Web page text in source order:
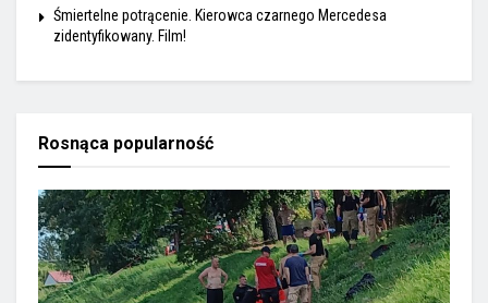
Śmiertelne potrącenie. Kierowca czarnego Mercedesa
zidentyfikowany. Film!
Rosnąca popularność